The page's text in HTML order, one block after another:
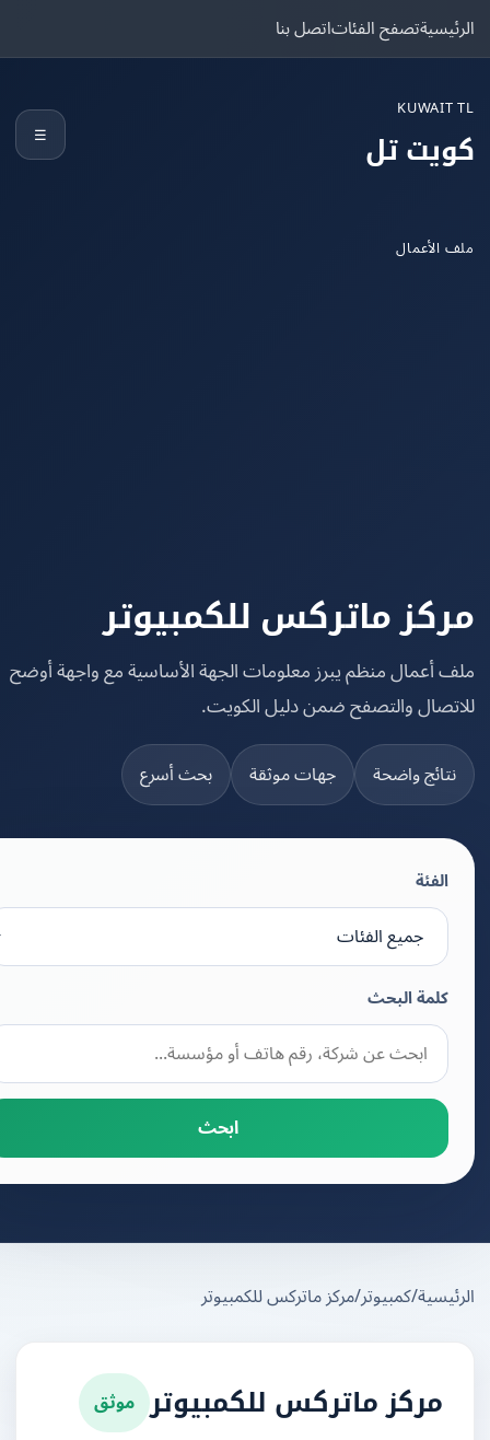
تصفح الفئاتاتصل بنا
تل
ماتركس للكمبيوتر
منظم يبرز معلومات الجهة الأساسية مع واجهة أوضح
والتصفح ضمن دليل الكويت.
واضحة جهات موثقة بحث أسرع
كلمة البحث
ابحث
/كمبيوتر/مركز ماتركس للكمبيوتر
مركز ماتركس للكمبيوتر موثق